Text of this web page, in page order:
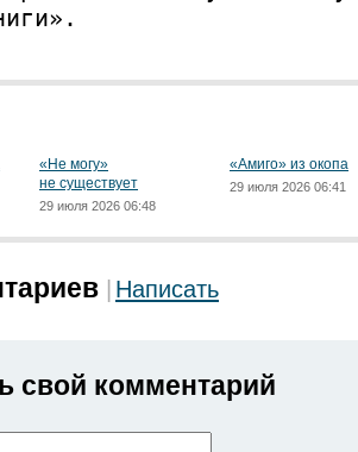
«Не могу»
не существует
29 июля 2026 06:48
«Амиго» из окопа
29 июля 2026 06:41
Написать
свой комментарий